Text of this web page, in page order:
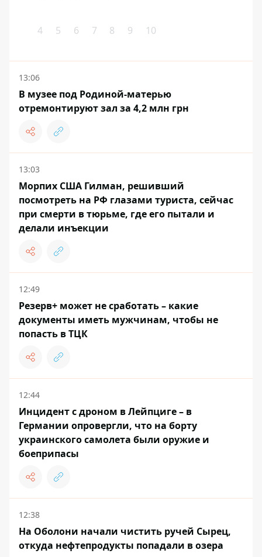
4 5 6 7 8 9 10
13:06
В музее под Родиной-матерью
отремонтируют зал за 4,2 млн грн
13:03
Морпих США Гилман, решивший
посмотреть на РФ глазами туриста, сейчас
при смерти в тюрьме, где его пытали и
делали инъекции
12:49
Резерв+ может не сработать – какие
документы иметь мужчинам, чтобы не
попасть в ТЦК
12:44
Инцидент с дроном в Лейпциге – в
Германии опровергли, что на борту
украинского самолета были оружие и
боеприпасы
12:38
На Оболони начали чистить ручей Сырец,
откуда нефтепродукты попадали в озера